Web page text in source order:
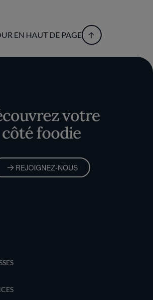
EN HAUT DE PAGE
votre
côté foodie
REJOIGNEZ-NOUS